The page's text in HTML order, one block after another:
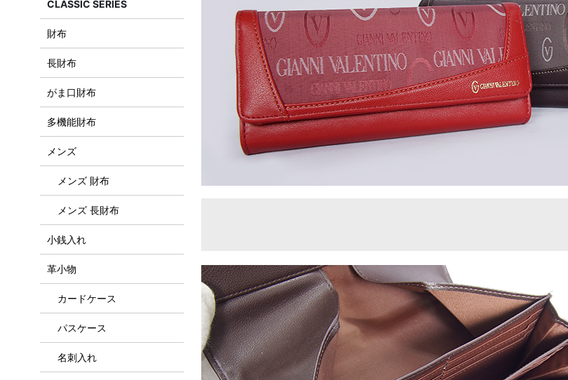
CLASSIC SERIES
財布
長財布
がま口財布
多機能財布
メンズ
メンズ 財布
メンズ 長財布
小銭入れ
革小物
カードケース
パスケース
名刺入れ